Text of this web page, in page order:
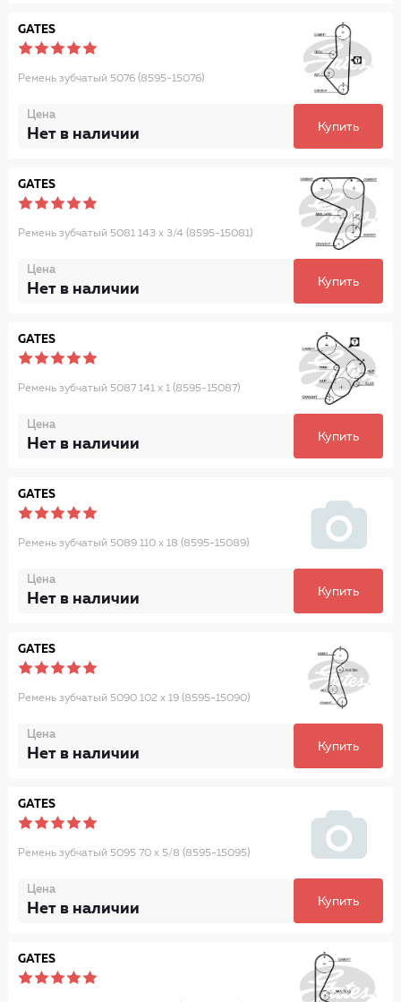
GATES
Ремень зубчатый 5076 (8595-15076)
Цена
Нет в наличии Купить
GATES
Ремень зубчатый 5081 143 x 3/4 (8595-15081)
Цена
Нет в наличии Купить
GATES
Ремень зубчатый 5087 141 x 1 (8595-15087)
Цена
Нет в наличии Купить
GATES
Ремень зубчатый 5089 110 x 18 (8595-15089)
Цена
Нет в наличии Купить
GATES
Ремень зубчатый 5090 102 x 19 (8595-15090)
Цена
Нет в наличии Купить
GATES
Ремень зубчатый 5095 70 x 5/8 (8595-15095)
Цена
Нет в наличии Купить
GATES